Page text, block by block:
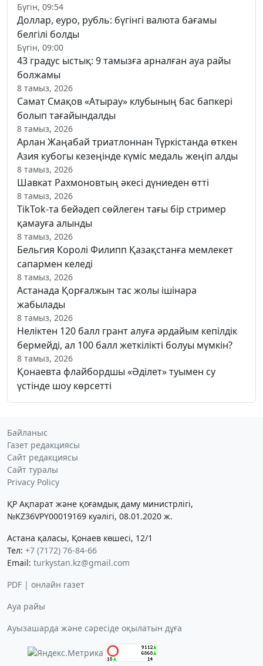
Бүгін, 09:54
Доллар, еуро, рубль: бүгінгі валюта бағамы
белгілі болды
Бүгін, 09:00
43 градус ыстық: 9 тамызға арналған ауа райы
болжамы
8 тамыз, 2026
Самат Смақов «Атырау» клубының бас бапкері
болып тағайындалды
8 тамыз, 2026
Арлан Жаңабай триатлоннан Түркістанда өткен
Азия кубогы кезеңінде күміс медаль жеңіп алды
8 тамыз, 2026
Шавкат Рахмоновтың әкесі дүниеден өтті
8 тамыз, 2026
TikTok-та бейәдеп сөйлеген тағы бір стример
қамауға алынды
8 тамыз, 2026
Бельгия Королі Филипп Қазақстанға мемлекет
сапармен келеді
8 тамыз, 2026
Астанада Қорғалжын тас жолы ішінара
жабылады
8 тамыз, 2026
Неліктен 120 балл грант алуға әрдайым кепілдік
бермейді, ал 100 балл жеткілікті болуы мүмкін?
8 тамыз, 2026
Қонаевта флайбордшы «Әділет» туымен су
үстінде шоу көрсетті
Байланыс
Газет редакциясы
Сайт редакциясы
Сайт туралы
Privacy Policy
ҚР Ақпарат және қоғамдық даму министрлігі,
№KZ36VPY00019169 куәлігі, 08.01.2020 ж.
Астана қаласы, Қонаев көшесі, 12/1
Тел: +7 (7172) 76-84-66
Email: turkystan.kz@gmail.com
PDF | онлайн газет
Ауа райы
Ауызашарда және сәресіде оқылатын дұға